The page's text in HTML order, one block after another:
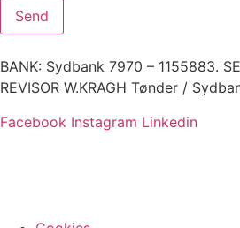
Send
BANK: Sydbank 7970 – 1155883.
REVISOR W.KRAGH Tønder /
Facebook Instagram Linkedin